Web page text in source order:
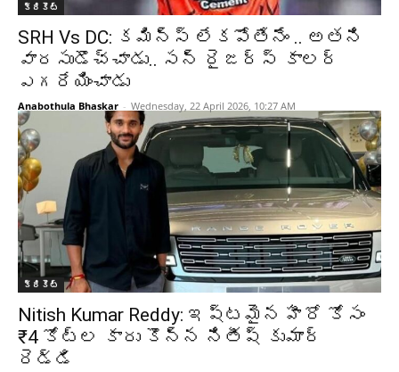
క్రికెట్‌
SRH Vs DC: కమిన్స్ లేకపోతేనేం .. అతని
వారసుడొచ్చాడు.. సన్ రైజర్స్ కాలర్
ఎగరేయించాడు
Anabothula Bhaskar - Wednesday, 22 April 2026, 10:27 AM
క్రికెట్‌
Nitish Kumar Reddy: ఇష్టమైన హీరో కోసం
₹4 కోట్ల కారు కొన్న నితీష్ కుమార్
రెడ్డి